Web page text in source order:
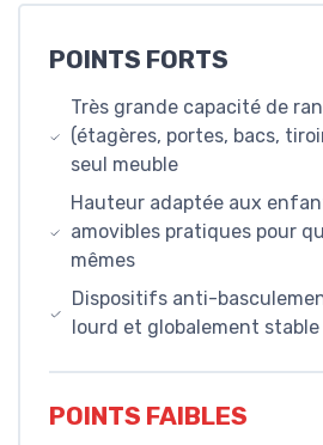
POINTS FORTS
Très grande capacité de
(étagères, portes, bacs,
seul meuble
Hauteur adaptée aux
amovibles pratiques pour
mêmes
Dispositifs anti-
lourd et globalement
POINTS FAIBLES